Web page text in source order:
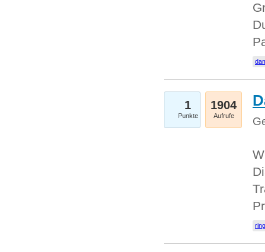
1
Punkte
1904
Aufrufe
ring